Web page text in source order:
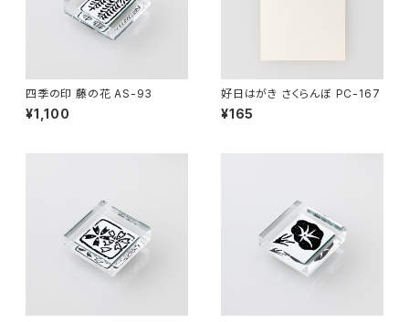
四季の印 藤の花 AS-93
¥1,100
好日はがき さくらんぼ PC-167
¥165